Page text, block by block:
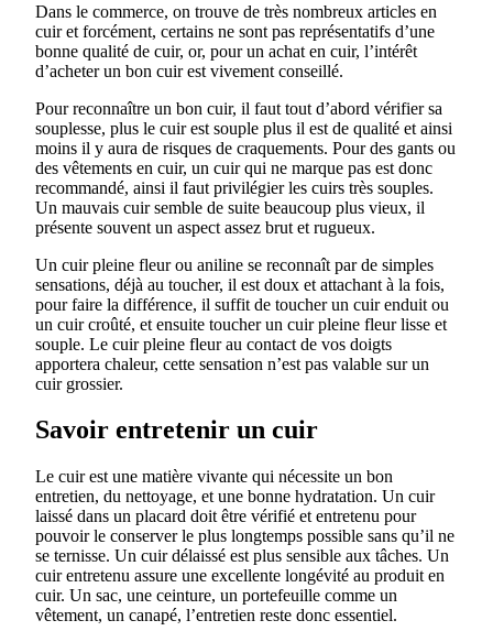
Dans le commerce, on trouve de très nombreux articles en
cuir et forcément, certains ne sont pas représentatifs d’une
bonne qualité de cuir, or, pour un achat en cuir, l’intérêt
d’acheter un bon cuir est vivement conseillé.
Pour reconnaître un bon cuir, il faut tout d’abord vérifier sa
souplesse, plus le cuir est souple plus il est de qualité et ainsi
moins il y aura de risques de craquements. Pour des gants ou
des vêtements en cuir, un cuir qui ne marque pas est donc
recommandé, ainsi il faut privilégier les cuirs très souples.
Un mauvais cuir semble de suite beaucoup plus vieux, il
présente souvent un aspect assez brut et rugueux.
Un cuir pleine fleur ou aniline se reconnaît par de simples
sensations, déjà au toucher, il est doux et attachant à la fois,
pour faire la différence, il suffit de toucher un cuir enduit ou
un cuir croûté, et ensuite toucher un cuir pleine fleur lisse et
souple. Le cuir pleine fleur au contact de vos doigts
apportera chaleur, cette sensation n’est pas valable sur un
cuir grossier.
Savoir entretenir un cuir
Le cuir est une matière vivante qui nécessite un bon
entretien, du nettoyage, et une bonne hydratation. Un cuir
laissé dans un placard doit être vérifié et entretenu pour
pouvoir le conserver le plus longtemps possible sans qu’il ne
se ternisse. Un cuir délaissé est plus sensible aux tâches. Un
cuir entretenu assure une excellente longévité au produit en
cuir. Un sac, une ceinture, un portefeuille comme un
vêtement, un canapé, l’entretien reste donc essentiel.